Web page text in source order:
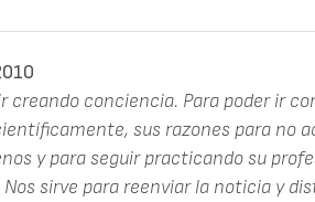
creando conciencia. Para poder ir
sus razones para no
y para seguir practicando su
sirve para reenviar la noticia y